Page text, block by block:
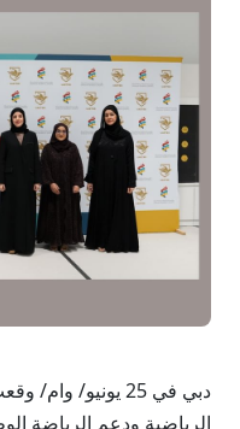
دبي في 25 يونيو/